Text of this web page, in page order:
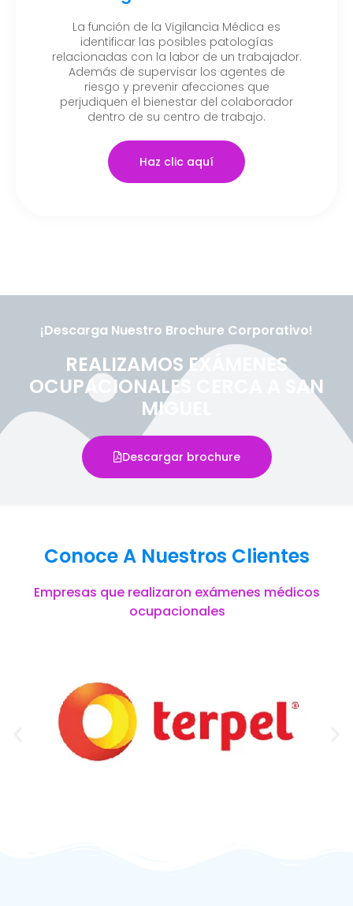
La función de la Vigilancia Médica es
identificar las posibles patologías
relacionadas con la labor de un trabajador.
Además de supervisar los agentes de
riesgo y prevenir afecciones que
perjudiquen el bienestar del colaborador
dentro de su centro de trabajo.
Haz clic aquí
¡Descarga Nuestro Brochure Corporativo!
REALIZAMOS EXÁMENES
OCUPACIONALES CERCA A SAN
MIGUEL
Descargar brochure
Conoce A Nuestros Clientes
Empresas que realizaron exámenes médicos
ocupacionales